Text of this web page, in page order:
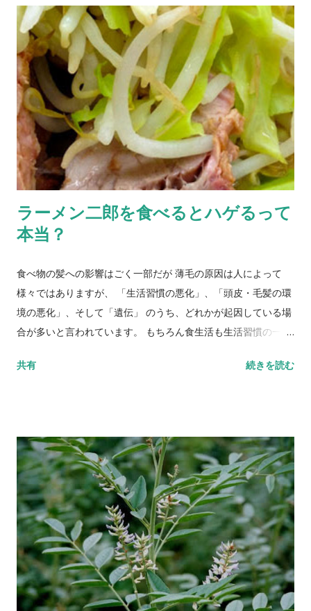
たシャンプーを使用すると、使用して数日間、割と即効で髪に
ハリ・コシが生まれボリュームアップ感を得ることができま
す。それ自体は決して悪いことではないのですが、注意しなく
てはいけないのが、それがまるで育毛が上手くいっているよう
に錯覚してしまう点です。ゼインにはもちろん 保湿効果 や頭皮
洗浄効果もあるのですが、それらは特筆すべきほどの効果では
ありません。使用している育毛シャンプーの本質的な育毛効果
を知りたい場合は、逆にこの成分が含まれることで分かり辛く
なってしまう場合があるので、その点は予め理解しておいた方
が良いでしょう。 副作用・用量・用法などの注意点 副作用につ
いては、天然の蛋白質の一種ですので、特段心配は必要ないと
思います。 この成分が含まれる商品 INZ育毛シャンプー
ラーメン二郎を食べるとハゲるって
本当？
食べ物の髪への影響はごく一部だが 薄毛の原因は人によって
様々ではありますが、 「生活習慣の悪化」、「頭皮・毛髪の環
境の悪化」、そして「遺伝」 のうち、どれかが起因している場
合が多いと言われています。 もちろん食生活も生活習慣の一部
るような食生活を続けない限りは、食べ物が直接的に薄毛や抜
の、ボリュームの多いものに共通して言えることでもありま
す。 ラーメン二郎は何故髪の毛に悪いのか アブラが血行を悪く
する ラーメン二郎といえば、目に見えて 圧倒的なボリュームの
背脂 が特徴の1つですが、脂分の摂りすぎは血液をドロドロに
し、血行の悪化を招きます。その結果、頭皮の 毛母細胞 への血
液供給が鈍化し、最終的に発毛サイクルが崩れてしまう恐れが
あります。（詳細： 頭皮の血行促進・血行不良と薄毛について
） 「 アブラマシマシ（背脂増量） 」においては、その懸念が
より一層大きなものとなります。 太ると頭皮の皮脂量が増加す
共有 続きを読む